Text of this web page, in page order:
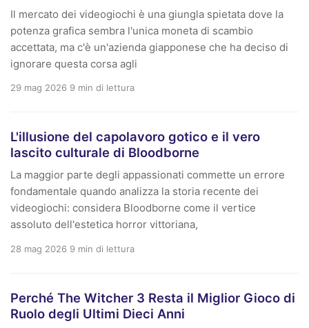
Il mercato dei videogiochi è una giungla spietata dove la
potenza grafica sembra l'unica moneta di scambio
accettata, ma c'è un'azienda giapponese che ha deciso di
ignorare questa corsa agli
29 mag 2026 9 min di lettura
L'illusione del capolavoro gotico e il vero
lascito culturale di Bloodborne
La maggior parte degli appassionati commette un errore
fondamentale quando analizza la storia recente dei
videogiochi: considera Bloodborne come il vertice
assoluto dell'estetica horror vittoriana,
28 mag 2026 9 min di lettura
Perché The Witcher 3 Resta il Miglior Gioco di
Ruolo degli Ultimi Dieci Anni